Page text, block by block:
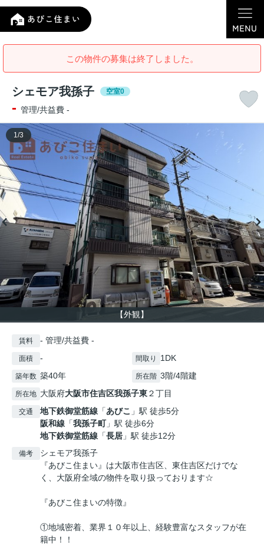
この物件の募集は終了しました。
シェモア我孫子 空室0
- 管理/共益費 -
【外観】
1 /3
賃料 - 管理/共益費 -
面積 - 間取り 1DK
築年数 築40年 所在階 3階/4階建
所在地 大阪府大阪市住吉区我孫子東２丁目
交通 地下鉄御堂筋線 「あびこ 」駅 徒歩5分
阪和線 「我孫子町」駅 徒歩6分
地下鉄御堂筋線 「長居 」駅 徒歩12分
備考
シェモア我孫子
『あびこ住まい』は大阪市住吉区、東住吉区だけでな
く、大阪府全域の物件を取り扱っております☆
『あびこ住まいの特徴』
①地域密着、業界１０年以上、経験豊富なスタッフが在
籍中！！